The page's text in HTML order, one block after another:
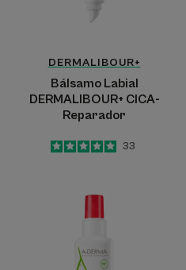
DERMALIBOUR+
Bálsamo Labial
DERMALIBOUR+ CICA-
Reparador
5
/
5
33
Spray